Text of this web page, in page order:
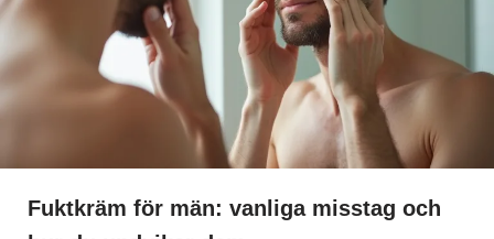
Fuktkräm för män: vanliga misstag och